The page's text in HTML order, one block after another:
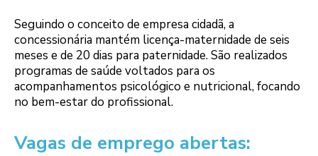
Seguindo o conceito de empresa cidadã, a
concessionária mantém licença-maternidade de seis
meses e de 20 dias para paternidade. São realizados
programas de saúde voltados para os
acompanhamentos psicológico e nutricional, focando
no bem-estar do profissional.
Vagas de emprego abertas: